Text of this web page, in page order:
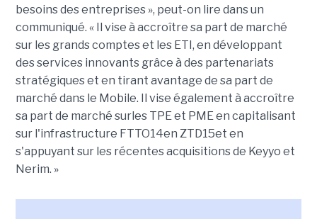
besoins des entreprises », peut-on lire dans un
communiqué. « Il vise à accroître sa part de marché
sur les grands comptes et les ETI, en développant
des services innovants grâce à des partenariats
stratégiques et en tirant avantage de sa part de
marché dans le Mobile. Il vise également à accroître
sa part de marché surles TPE et PME en capitalisant
sur l'infrastructure FTTO14en ZTD15et en
s'appuyant sur les récentes acquisitions de Keyyo et
Nerim. »